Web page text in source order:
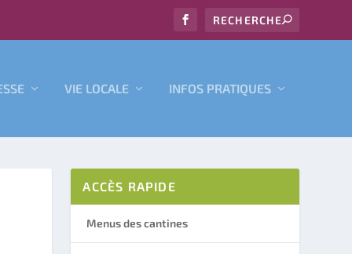
VIE LOCALE INFOS PRATIQUES
ACCÈS RAPIDE
Menus des cantines